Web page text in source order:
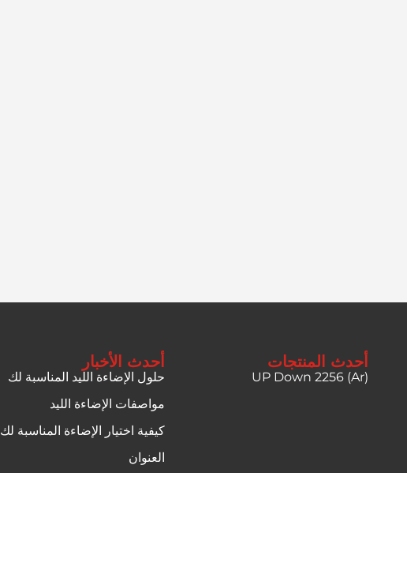
أحدث المنتجات
UP Down 2256 (Ar)
أحدث الأخبار
حلول الإضاءة الليد المناسبة لك
مواصفات الإضاءة الليد
كيفية اختيار الإضاءة المناسبة لك
العنوان